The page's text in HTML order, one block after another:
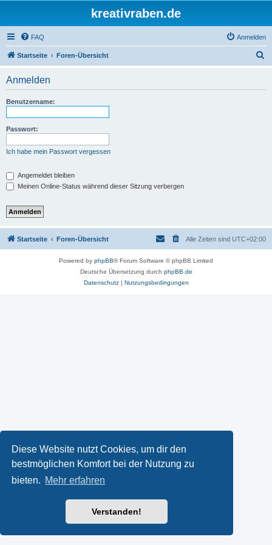
Diese Website nutzt Cookies, um dir den
bestmöglichen Komfort bei der Nutzung zu
bieten. Mehr erfahren
Verstanden!
kreativraben.de
FAQ Anmelden
Startseite Foren-Übersicht
Anmelden
Benutzername:
Passwort:
Ich habe mein Passwort vergessen
Angemeldet bleiben
Meinen Online-Status während dieser Sitzung verbergen
Startseite Foren-Übersicht Alle Zeiten sind UTC+02:00
Powered by phpBB® Forum Software © phpBB Limited
Deutsche Übersetzung durch phpBB.de
Datenschutz| Nutzungsbedingungen